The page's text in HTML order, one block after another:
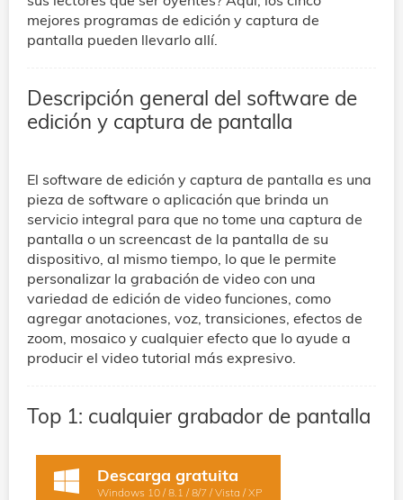
mejores programas de edición y captura de
pantalla pueden llevarlo allí.
Descripción general del software de
edición y captura de pantalla
El software de edición y captura de pantalla es una
pieza de software o aplicación que brinda un
servicio integral para que no tome una captura de
pantalla o un screencast de la pantalla de su
dispositivo, al mismo tiempo, lo que le permite
personalizar la grabación de video con una
variedad de edición de video funciones, como
agregar anotaciones, voz, transiciones, efectos de
zoom, mosaico y cualquier efecto que lo ayude a
producir el video tutorial más expresivo.
Top 1: cualquier grabador de pantalla
Descarga gratuita
Windows 10 / 8.1 / 8/7 / Vista / XP